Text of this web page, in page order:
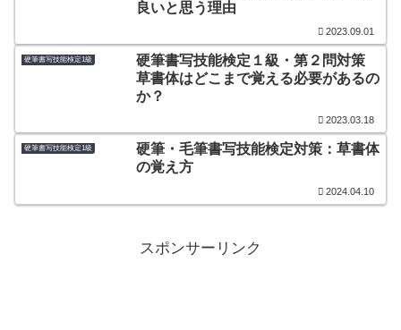
良いと思う理由
2023.09.01
硬筆書写技能検定1級
硬筆書写技能検定１級・第２問対策
草書体はどこまで覚える必要があるの
か？
2023.03.18
硬筆書写技能検定1級
硬筆・毛筆書写技能検定対策：草書体
の覚え方
2024.04.10
スポンサーリンク